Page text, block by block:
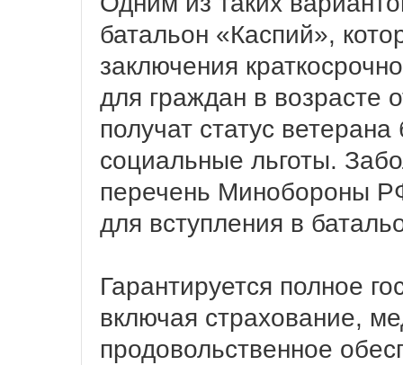
батальон «Каспий»,
заключения
для граждан в возрасте
получат статус
социальные льготы.
перечень Минобороны
для вступления в
Гарантируется полное
включая страхование,
продовольственное